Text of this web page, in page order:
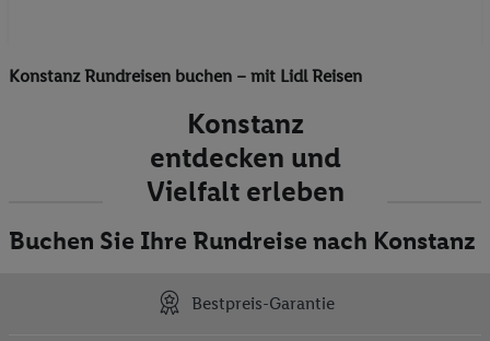
Konstanz Rundreisen buchen – mit Lidl Reisen
Konstanz
entdecken und
Vielfalt erleben
Buchen Sie Ihre Rundreise nach Konstanz
Bestpreis-Garantie